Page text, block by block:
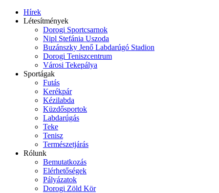
Hírek
Létesítmények
Dorogi Sportcsarnok
Nipl Stefánia Uszoda
Buzánszky Jenő Labdarúgó Stadion
Dorogi Teniszcentrum
Városi Tekepálya
Sportágak
Futás
Kerékpár
Kézilabda
Küzdősportok
Labdarúgás
Teke
Tenisz
Természetjárás
Rólunk
Bemutatkozás
Elérhetőségek
Pályázatok
Dorogi Zöld Kör